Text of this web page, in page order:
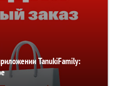
TanukiFamily: